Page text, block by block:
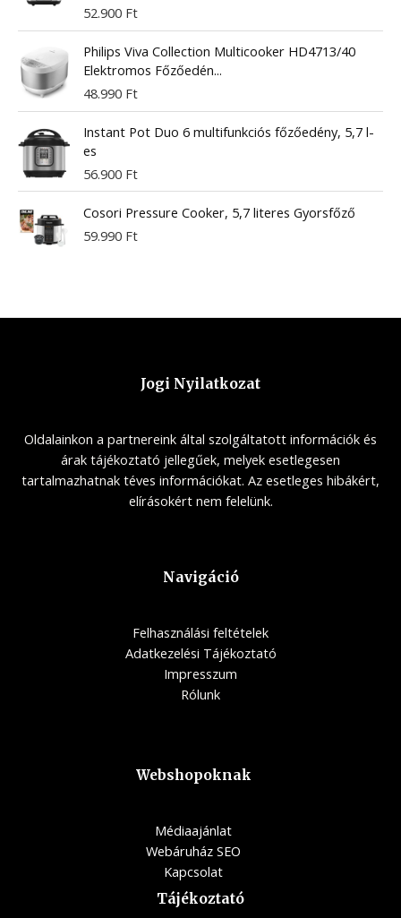
52.900 Ft
Philips Viva Collection Multicooker HD4713/40
Elektromos Főzőedén...
48.990 Ft
Instant Pot Duo 6 multifunkciós főzőedény, 5,7 l-
es
56.900 Ft
Cosori Pressure Cooker, 5,7 literes Gyorsfőző
59.990 Ft
Jogi Nyilatkozat
Oldalainkon a partnereink által szolgáltatott információk és
árak tájékoztató jellegűek, melyek esetlegesen
tartalmazhatnak téves információkat. Az esetleges hibákért,
elírásokért nem felelünk.
Navigáció
Felhasználási feltételek
Adatkezelési Tájékoztató
Impresszum
Rólunk
Webshopoknak
Médiaajánlat
Webáruház SEO
Kapcsolat
Tájékoztató